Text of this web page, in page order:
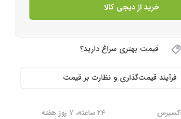
خرید از دیجی کالا
قیمت بهتری سراغ دارید؟
فرآیند قیمت‌گذاری و نظارت بر قیمت
۲۴ ساعته، ۷ روز هفته